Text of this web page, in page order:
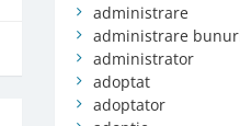
administrare
administrare
administrator
adoptat
adoptator